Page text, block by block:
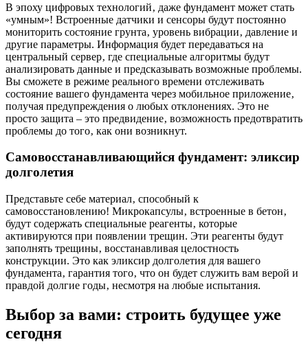
В эпоху цифровых технологий‚ даже фундамент может стать
«умным»! Встроенные датчики и сенсоры будут постоянно
мониторить состояние грунта‚ уровень вибрации‚ давление и
другие параметры. Информация будет передаваться на
центральный сервер‚ где специальные алгоритмы будут
анализировать данные и предсказывать возможные проблемы.
Вы сможете в режиме реального времени отслеживать
состояние вашего фундамента через мобильное приложение‚
получая предупреждения о любых отклонениях. Это не
просто защита – это предвидение‚ возможность предотвратить
проблемы до того‚ как они возникнут.
Самовосстанавливающийся фундамент: эликсир
долголетия
Представьте себе материал‚ способный к
самовосстановлению! Микрокапсулы‚ встроенные в бетон‚
будут содержать специальные реагенты‚ которые
активируются при появлении трещин. Эти реагенты будут
заполнять трещины‚ восстанавливая целостность
конструкции. Это как эликсир долголетия для вашего
фундамента‚ гарантия того‚ что он будет служить вам верой и
правдой долгие годы‚ несмотря на любые испытания.
Выбор за вами: строить будущее уже
сегодня